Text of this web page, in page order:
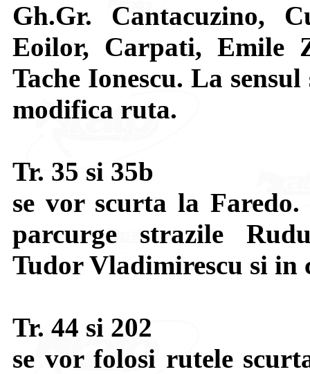
Gh.Gr. Cantacuzino,
Eoilor, Carpati, Emile
Tache Ionescu. La
modifica ruta.
Tr. 35 si 35b
se vor scurta la
parcurge strazile
Tudor Vladimirescu si in
Tr. 44 si 202
se vor folosi rutele